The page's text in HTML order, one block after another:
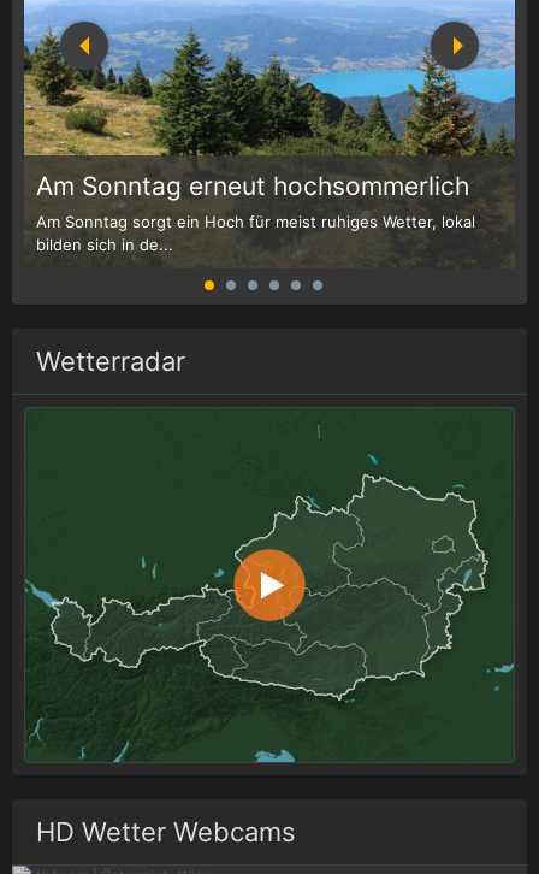
Am Sonntag erneut hochsommerlich
Am Sonntag sorgt ein Hoch für meist ruhiges Wetter, lokal
bilden sich in de...
Wetterradar
HD Wetter Webcams